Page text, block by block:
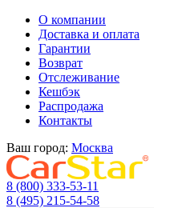
О компании
Доставка и оплата
Гарантии
Возврат
Отслеживание
Кешбэк
Распродажа
Контакты
Ваш город: Москва
8 (800) 333-53-11
8 (495) 215-54-58